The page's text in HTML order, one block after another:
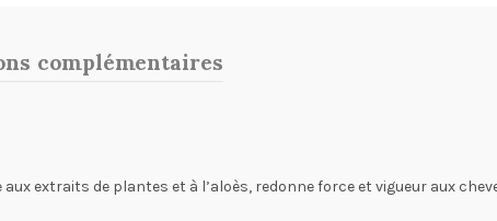
complémentaires
extraits de plantes et à l’aloès, redonne force et vigueur aux